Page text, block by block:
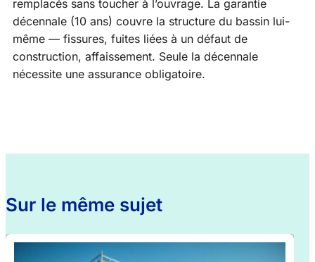
remplacés sans toucher à l’ouvrage. La garantie
décennale (10 ans) couvre la structure du bassin lui-
même — fissures, fuites liées à un défaut de
construction, affaissement. Seule la décennale
nécessite une assurance obligatoire.
Sur le même sujet